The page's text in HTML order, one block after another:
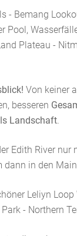
Von keiner
besseren
Landschaft.
Edith River nur
dann in den